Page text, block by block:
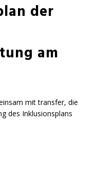
der
am
mit transfer, die
des Inklusionsplans